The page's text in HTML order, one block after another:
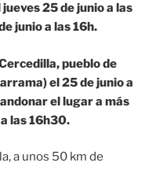
25 de junio a las
junio a las 16h.
pueblo de
el 25 de junio a
el lugar a más
las 16h30.
a unos 50 km de